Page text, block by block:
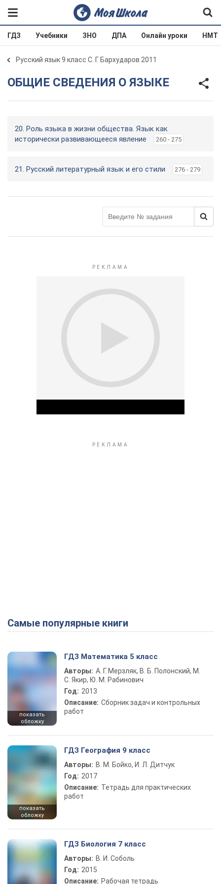
ГДЗ Учебники ЗНО ДПА Онлайн уроки НМТ
Русский язык 9 класс С. Г. Бархударов 2011
ОБЩИЕ СВЕДЕНИЯ О ЯЗЫКЕ
20. Роль языка в жизни общества. Язык как
исторически развивающееся явление
260 - 275
21. Русский литературный язык и его стили 276 - 279
Самые популярные книги
показать
обложку
ГДЗ Математика 5 класс
Авторы: А. Г. Мерзляк, В. Б. Полонский, М.
С. Якир, Ю. М. Рабинович
Год: 2013
Описание: Сборник задач и контрольных
работ
показать
обложку
ГДЗ География 9 класс
Авторы: В. М. Бойко, И. Л. Дитчук
Год: 2017
Описание: Тетрадь для практических
работ
ГДЗ Биология 7 класс
Авторы: В. И. Соболь
Год: 2015
Описание: Рабочая тетрадь